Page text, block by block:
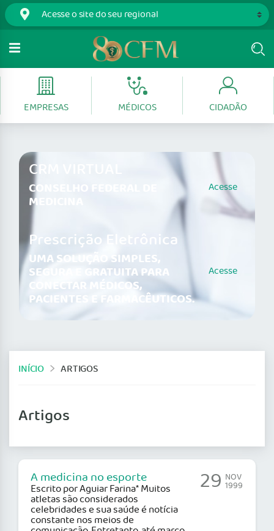
EMPRESAS MÉDICOS CIDADÃO
CRM VIRTUAL
CONSELHO FEDERAL DE
MEDICINA
Acesse
Prescrição Eletrônica
UMA SOLUÇÃO SIMPLES,
SEGURA E GRATUITA PARA
CONECTAR MÉDICOS,
PACIENTES E FARMACÊUTICOS.
Acesse
INÍCIO ARTIGOS
Artigos
A medicina no esporte
Escrito por Aguiar Farina* Muitos
atletas são considerados
celebridades e sua saúde é notícia
constante nos meios de
29 NOV
1999